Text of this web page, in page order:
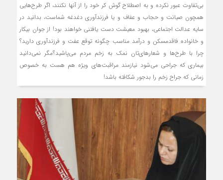
بی‌تفاوت عبور نکرده و به اصطلاح گوش کر خود را از آنها نکنند، اگر طرح‌هایی
همچون صیانت و حجاب و عفاف و یا فرزندآوری دغدغه شماست، بدانید در
سایه عدالت اجتماعی، بهبود معیشت دست یافتنی خواهند بود! از جوان بیکار
و خانواده فاقدمسکن و درآمد مناسب چگونه توقع عفت و فرزندآوری دارید؟
چرا با طرح‌ها و شعارهای‌تان نمک به زخم مردم می‌پاشید؟مگر نمی‌دانید
بیماری که جراحی می‌شود نیازمند مراقبت‌های ویژه هم هست به خصوص
زمانی که جراح زخم را بدجور شکافته باشد!